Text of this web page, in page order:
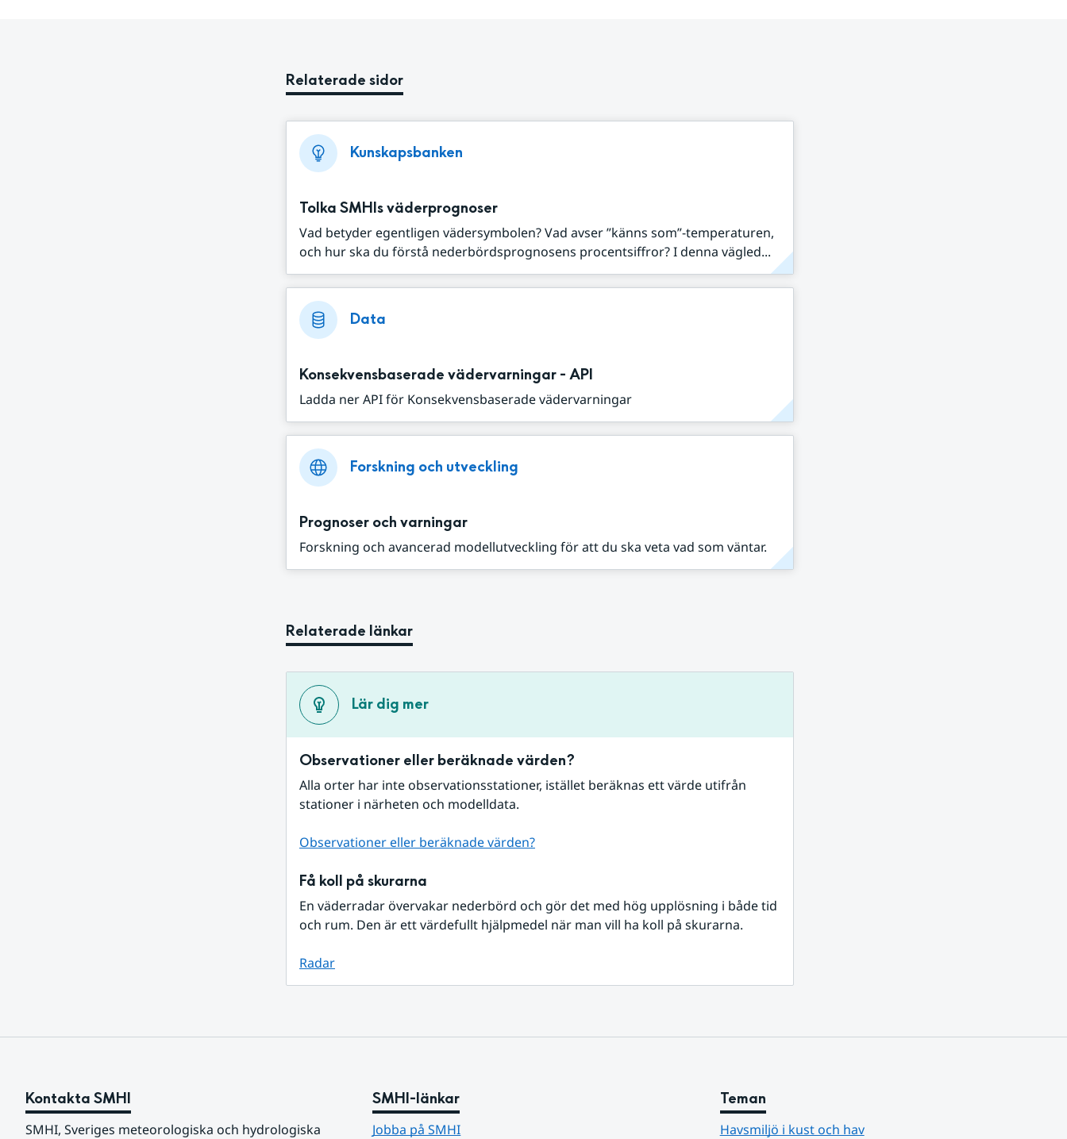
Relaterade sidor
Kunskapsbanken
Tolka SMHIs väderprognoser
Vad betyder egentligen vädersymbolen? Vad avser ”känns som”-temperaturen,
och hur ska du förstå nederbördsprognosens procentsiffror? I denna vägled...
Data
Konsekvensbaserade vädervarningar - API
Ladda ner API för Konsekvensbaserade vädervarningar
Forskning och utveckling
Prognoser och varningar
Forskning och avancerad modellutveckling för att du ska veta vad som väntar.
Relaterade länkar
Lär dig mer
Observationer eller beräknade värden?
Alla orter har inte observationsstationer, istället beräknas ett värde utifrån
stationer i närheten och modelldata.
Observationer eller beräknade värden?
Få koll på skurarna
En väderradar övervakar nederbörd och gör det med hög upplösning i både tid
och rum. Den är ett värdefullt hjälpmedel när man vill ha koll på skurarna.
Radar
Kontakta SMHI
SMHI, Sveriges meteorologiska och hydrologiska
SMHI-länkar
Jobba på SMHI
Teman
Havsmiljö i kust och hav